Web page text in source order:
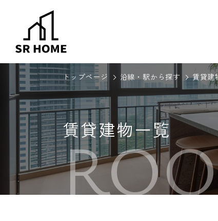
トップページ 沿線・駅から探す 賃貸建
賃貸建物一覧